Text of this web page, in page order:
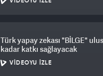
Türk yapay zekası "BİLGE"
kadar katkı sağlayacak
VIDEOYU İZLE